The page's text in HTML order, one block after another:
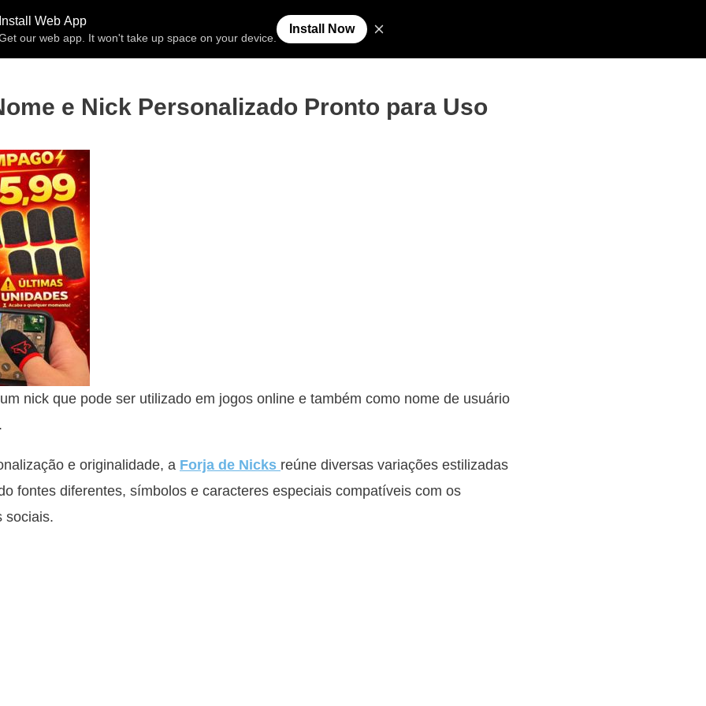
Free Fire Espaço Invisível Símbolos para Nick
e Nick Personalizado Pronto para Uso
nick que pode ser utilizado em jogos online e também como nome de usuário
e originalidade, a Forja de Nicks reúne diversas variações estilizadas
fontes diferentes, símbolos e caracteres especiais compatíveis com os
sociais.